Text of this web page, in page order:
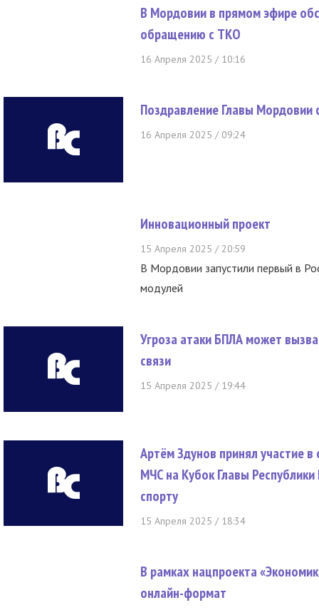
В Мордовии в прямом эфире
обращению с ТКО
16 Апреля 2025 / 10:16
Поздравление Главы Мордовии
16 Апреля 2025 / 09:24
Инновационный проект
15 Апреля 2025 / 20:59
В Мордовии запустили первый в
модулей
Угроза атаки БПЛА может
связи
15 Апреля 2025 / 19:44
Артём Здунов принял участие
МЧС на Кубок Главы
спорту
15 Апреля 2025 / 18:34
В рамках нацпроекта
онлайн-формат